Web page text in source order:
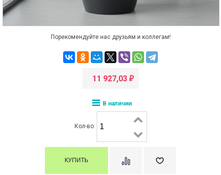
Порекомендуйте нас друзьям и коллегам!
11 927,03 ₽
В наличии
Кол-во: